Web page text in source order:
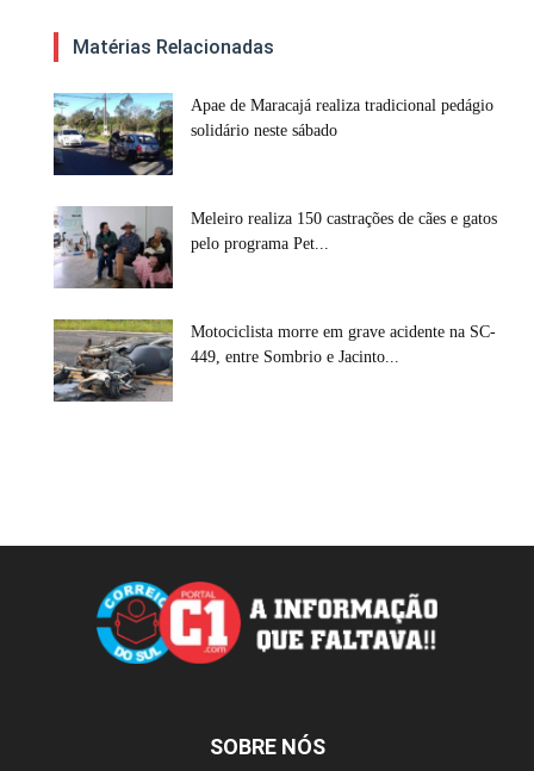
Matérias Relacionadas
Apae de Maracajá realiza tradicional pedágio
solidário neste sábado
Meleiro realiza 150 castrações de cães e gatos
pelo programa Pet...
Motociclista morre em grave acidente na SC-
449, entre Sombrio e Jacinto...
SOBRE NÓS